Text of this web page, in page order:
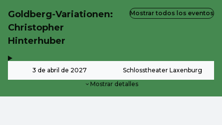
Goldberg-Variationen:
Christopher
Hinterhuber
3 de abril de 2027 Schlosstheater Laxenburg
Mostrar detalles
Mostrar todos los eventos